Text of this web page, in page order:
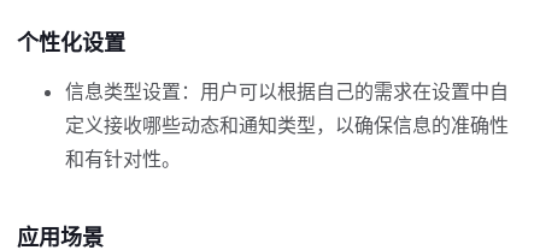
个性化设置
信息类型设置：用户可以根据自己的需求在设置中自
定义接收哪些动态和通知类型，以确保信息的准确性
和有针对性。
应用场景